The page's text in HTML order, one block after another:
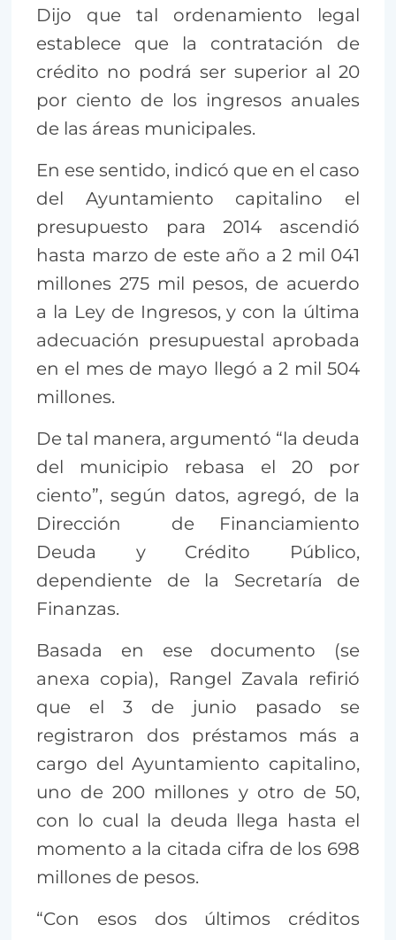
Dijo que tal ordenamiento legal
establece que la contratación de
crédito no podrá ser superior al 20
por ciento de los ingresos anuales
de las áreas municipales.
En ese sentido, indicó que en el caso
del Ayuntamiento capitalino el
presupuesto para 2014 ascendió
hasta marzo de este año a 2 mil 041
millones 275 mil pesos, de acuerdo
a la Ley de Ingresos, y con la última
adecuación presupuestal aprobada
en el mes de mayo llegó a 2 mil 504
millones.
De tal manera, argumentó “la deuda
del municipio rebasa el 20 por
ciento”, según datos, agregó, de la
Dirección de Financiamiento
Deuda y Crédito Público,
dependiente de la Secretaría de
Finanzas.
Basada en ese documento (se
anexa copia), Rangel Zavala refirió
que el 3 de junio pasado se
registraron dos préstamos más a
cargo del Ayuntamiento capitalino,
uno de 200 millones y otro de 50,
con lo cual la deuda llega hasta el
momento a la citada cifra de los 698
millones de pesos.
“Con esos dos últimos créditos